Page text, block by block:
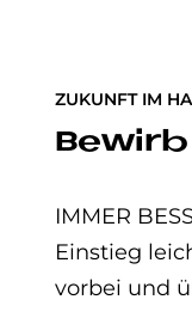
ZUKUNFT IM
IMMER
Einstieg
vorbei und